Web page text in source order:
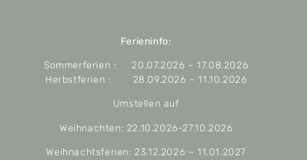
Ferieninfo:
Sommerferien : 20.07.2026 – 17.08.2026
Herbstferien : 28.09.2026 – 11.10.2026
Umstellen auf
Weihnachten: 22.10.2026-27.10.2026
Weihnachtsferien: 23.12.2026 – 11.01.2027